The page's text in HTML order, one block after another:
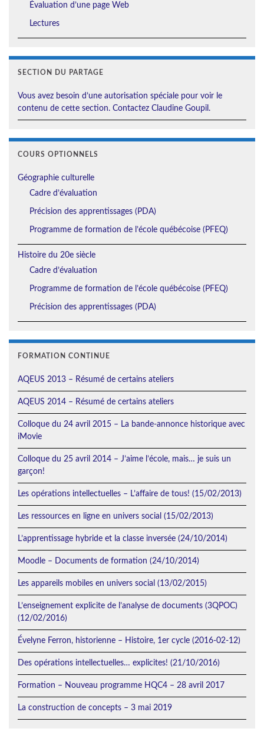
Évaluation d’une page Web
Lectures
SECTION DU PARTAGE
Vous avez besoin d’une autorisation spéciale pour voir le
contenu de cette section. Contactez Claudine Goupil.
COURS OPTIONNELS
Géographie culturelle
Cadre d’évaluation
Précision des apprentissages (PDA)
Programme de formation de l’école québécoise (PFEQ)
Histoire du 20e siècle
Cadre d’évaluation
Programme de formation de l’école québécoise (PFEQ)
Précision des apprentissages (PDA)
FORMATION CONTINUE
AQEUS 2013 – Résumé de certains ateliers
AQEUS 2014 – Résumé de certains ateliers
Colloque du 24 avril 2015 – La bande-annonce historique avec
iMovie
Colloque du 25 avril 2014 – J’aime l’école, mais… je suis un
garçon!
Les opérations intellectuelles – L’affaire de tous! (15/02/2013)
Les ressources en ligne en univers social (15/02/2013)
L’apprentissage hybride et la classe inversée (24/10/2014)
Moodle – Documents de formation (24/10/2014)
Les appareils mobiles en univers social (13/02/2015)
L’enseignement explicite de l’analyse de documents (3QPOC)
(12/02/2016)
Évelyne Ferron, historienne – Histoire, 1er cycle (2016-02-12)
Des opérations intellectuelles… explicites! (21/10/2016)
Formation – Nouveau programme HQC4 – 28 avril 2017
La construction de concepts – 3 mai 2019